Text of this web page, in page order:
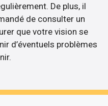
De plus, il
de consulter un
que votre vision se
d’éventuels problèmes